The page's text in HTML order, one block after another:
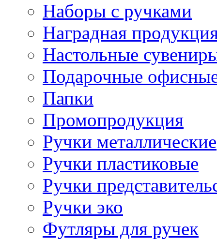
Наборы с ручками
Наградная
Настольные
Подарочные
Папки
Промопродукция
Ручки металлические
Ручки пластиковые
Ручки
Ручки эко
Футляры для ручек